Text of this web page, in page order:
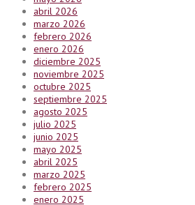
abril 2026
marzo 2026
febrero 2026
enero 2026
diciembre 2025
noviembre 2025
octubre 2025
septiembre 2025
agosto 2025
julio 2025
junio 2025
mayo 2025
abril 2025
marzo 2025
febrero 2025
enero 2025